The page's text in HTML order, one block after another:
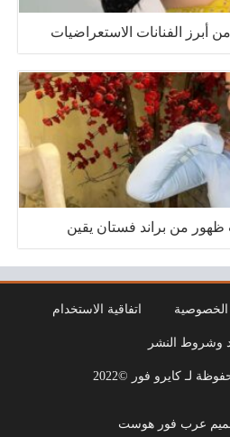
أبرز الفنانات الاستعراضيات
ظهور من براند فستان يقين
اتفاقية الاستخدام
وشروط النشر
لـ كايرو فور ©2022
عرب فور هوست